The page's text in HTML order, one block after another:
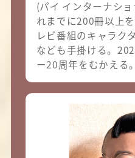
(パイ インターナシ
れまでに200冊以上
レビ番組のキャラク
なども手掛ける。
ー20周年をむかえる。